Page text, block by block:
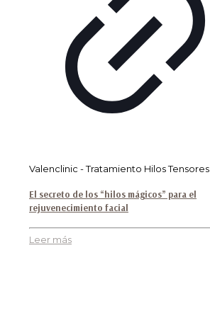
Valenclinic - Tratamiento Hilos Tensores
El secreto de los “hilos mágicos” para el
rejuvenecimiento facial
Leer más